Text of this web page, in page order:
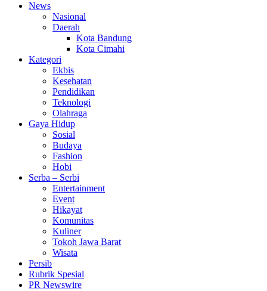
News
Nasional
Daerah
Kota Bandung
Kota Cimahi
Kategori
Ekbis
Kesehatan
Pendidikan
Teknologi
Olahraga
Gaya Hidup
Sosial
Budaya
Fashion
Hobi
Serba – Serbi
Entertainment
Event
Hikayat
Komunitas
Kuliner
Tokoh Jawa Barat
Wisata
Persib
Rubrik Spesial
PR Newswire